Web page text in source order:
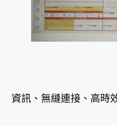
資訊、無縫連接、高時